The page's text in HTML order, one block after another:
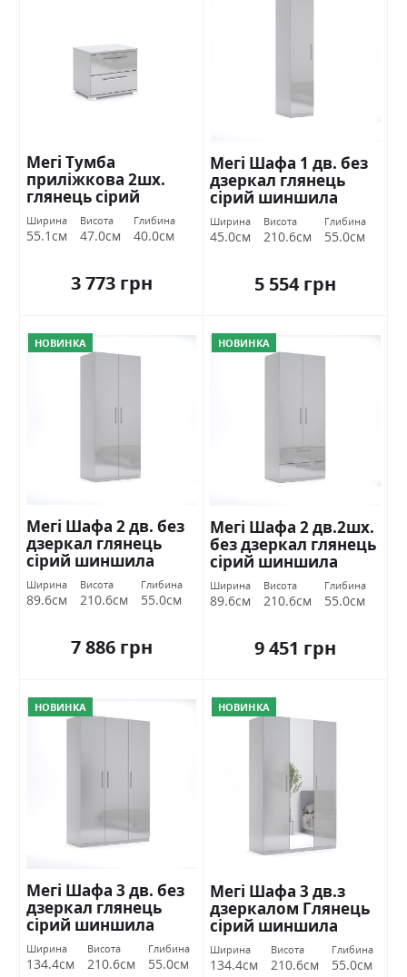
Мегі Тумба
приліжкова 2шх.
глянець сірий
шиншила Міромарк
Ширина
55.1см
Висота
47.0см
Глибина
40.0см
3 773 грн
Мегі Шафа 1 дв. без
дзеркал глянець
сірий шиншила
Міромарк
Ширина
45.0см
Висота
210.6см
Глибина
55.0см
5 554 грн
НОВИНКА
Мегі Шафа 2 дв. без
дзеркал глянець
сірий шиншила
Міромарк
Ширина
89.6см
Висота
210.6см
Глибина
55.0см
7 886 грн
НОВИНКА
Мегі Шафа 2 дв.2шх.
без дзеркал глянець
сірий шиншила
Міромарк
Ширина
89.6см
Висота
210.6см
Глибина
55.0см
9 451 грн
НОВИНКА
Мегі Шафа 3 дв. без
дзеркал глянець
сірий шиншила
Міромарк
Ширина
134.4см
Висота
210.6см
Глибина
55.0см
НОВИНКА
Мегі Шафа 3 дв.з
дзеркалом Глянець
сірий шиншила
Міромарк
Ширина
134.4см
Висота
210.6см
Глибина
55.0см